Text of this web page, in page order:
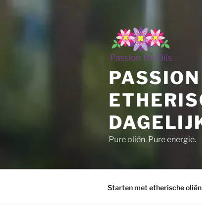
Pure oliën. Pure energie.
Starten met etherische oliën